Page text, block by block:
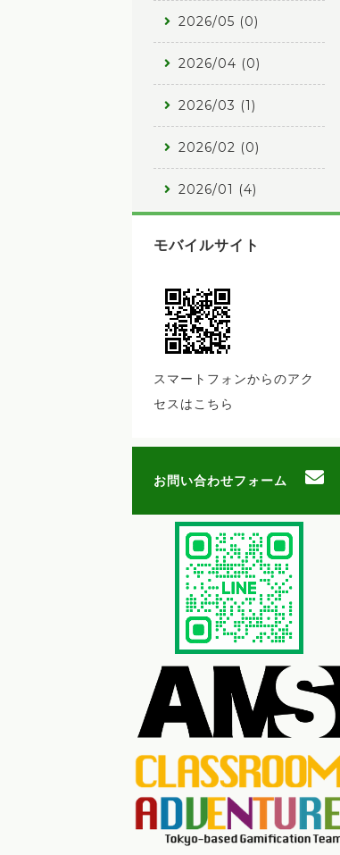
2026/05 (0)
2026/04 (0)
2026/03 (1)
2026/02 (0)
2026/01 (4)
モバイルサイト
スマートフォンからのアク
セスはこちら
お問い合わせフォーム